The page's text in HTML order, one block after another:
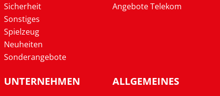
Sicherheit
Sonstiges
Spielzeug
Neuheiten
Sonderangebote
Angebote Telekom
UNTERNEHMEN ALLGEMEINES